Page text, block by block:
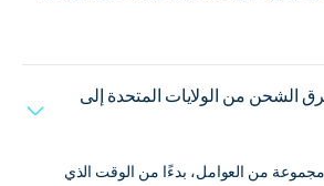
الشحن من الولايات المتحدة إلى
من العوامل، بدءًا من الوقت الذي